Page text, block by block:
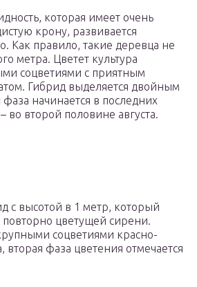
которая имеет очень
крону, развивается
Как правило, такие деревца не
метра. Цветет культура
соцветиями с приятным
Гибрид выделяется двойным
начинается в последних
во второй половине августа.
с высотой в 1 метр, который
повторно цветущей сирени.
соцветиями красно-
вторая фаза цветения отмечается